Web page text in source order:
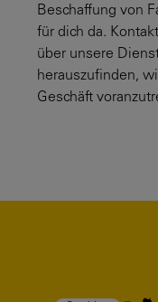
Beschaffung von
für dich da.
über unsere
herauszufinden,
Geschäft